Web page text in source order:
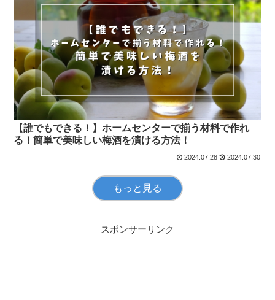
【誰でもできる！】ホームセンターで揃う材料で作れ
る！簡単で美味しい梅酒を漬ける方法！
2024.07.28 2024.07.30
もっと見る
スポンサーリンク